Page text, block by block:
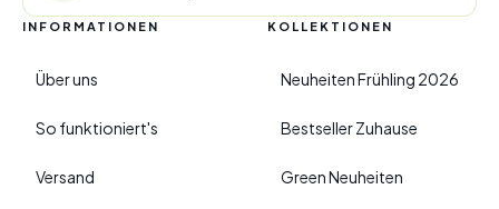
INFORMATIONEN
Über uns
So funktioniert's
Versand
KOLLEKTIONEN
Neuheiten Frühling 2026
Bestseller Zuhause
Green Neuheiten